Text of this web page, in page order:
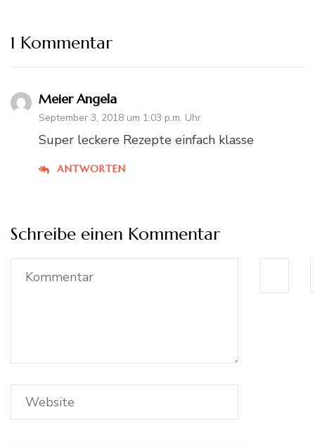
1 Kommentar
Meier Angela
September 3, 2018 um 1:03 p.m. Uhr
ANTWORTEN
Super leckere Rezepte einfach klasse
Schreibe einen Kommentar